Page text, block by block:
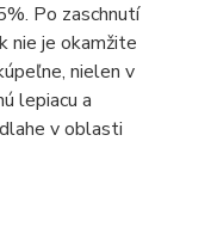
Po zaschnutí
nie je okamžite
nielen v
lepiacu a
v oblasti